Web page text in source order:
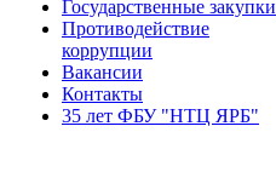
Государственные закупки
Противодействие
коррупции
Вакансии
Контакты
35 лет ФБУ "НТЦ ЯРБ"